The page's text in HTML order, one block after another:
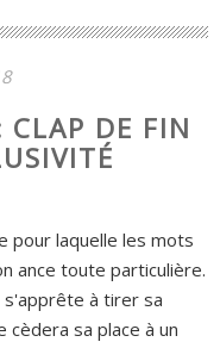
DE FIN
pour laquelle les mots
ance toute particulière.
s'apprête à tirer sa
cèdera sa place à un